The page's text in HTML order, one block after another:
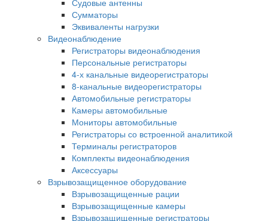
Судовые антенны
Сумматоры
Эквиваленты нагрузки
Видеонаблюдение
Регистраторы видеонаблюдения
Персональные регистраторы
4-х канальные видеорегистраторы
8-канальные видеорегистраторы
Автомобильные регистраторы
Камеры автомобильные
Мониторы автомобильные
Регистраторы со встроенной аналитикой
Терминалы регистраторов
Комплекты видеонаблюдения
Аксессуары
Взрывозащищенное оборудование
Взрывозащищенные рации
Взрывозащищенные камеры
Взрывозащищенные регистраторы